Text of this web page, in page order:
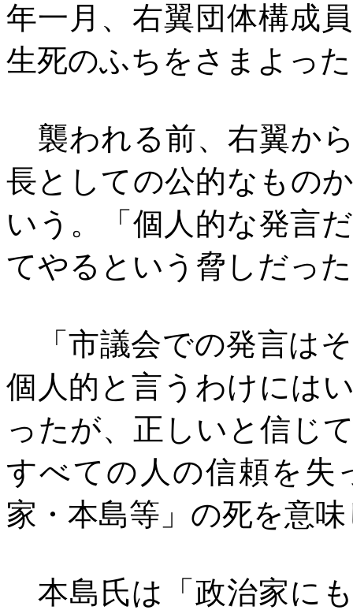
年一月、右翼団体構成
生死のふちをさまよっ
襲われる前、右翼か
長としての公的なもの
いう。「個人的な発言
てやるという脅しだっ
「市議会での発言は
個人的と言うわけには
ったが、正しいと信じ
すべての人の信頼を失
家・本島等」の死を意
本島氏は「政治家に